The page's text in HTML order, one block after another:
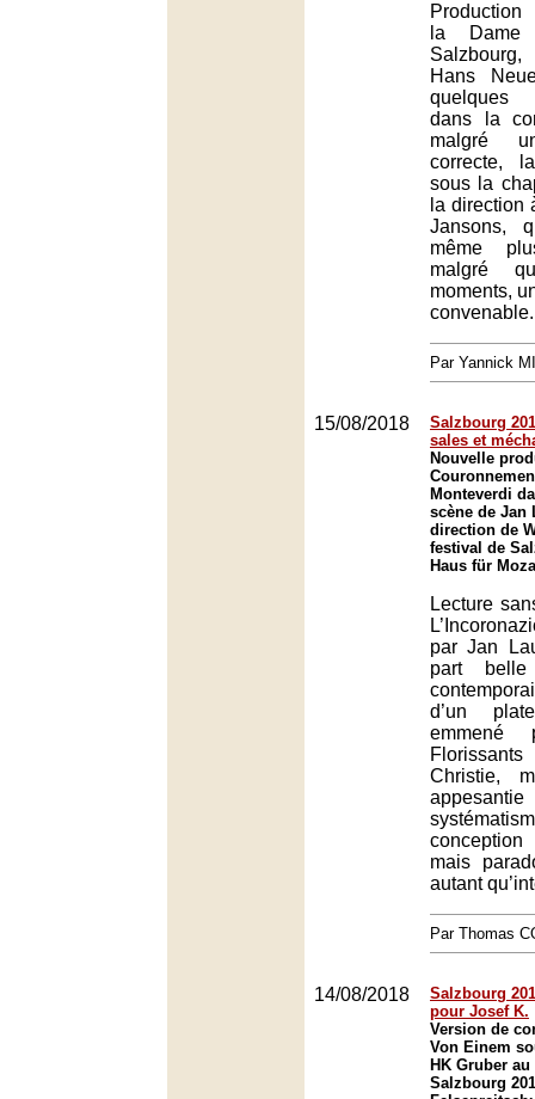
Production
la
Hans
quelques
dans la
malgré
correcte,
sous la
la direction
Jansons,
même
malgré
moments,
convenable.
Par Yannick
15/08/2018
Salzbourg
sales et
Nouvelle
Monteverdi
scène de Jan
direction de
festival de
Haus für
Lecture
par Jan
part
d’un
Christie,
mais
autant
Par Thomas
14/08/2018
Salzbourg
pour Josef K.
Version de
Von Einem
HK Gruber
Salzbourg